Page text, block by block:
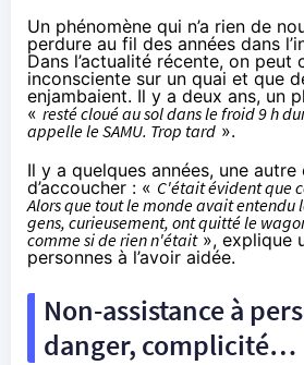
Un phénomène qui n’a rien de
perdure au fil des années dans
Dans l’actualité récente, on peut
inconsciente sur un quai et que
enjambaient. Il y a deux ans,un
« resté cloué au sol dans le froid 9 h
appelle le SAMU. Trop tard ».
Il y a quelques années, une autre
d’accoucher : « C'était évident que
Alors que tout le monde avait entendu
gens, curieusement, ont quitté le
comme si de rien n'était», explique
personnes à l’avoir aidée.
Non-assistance à
danger, complicité…